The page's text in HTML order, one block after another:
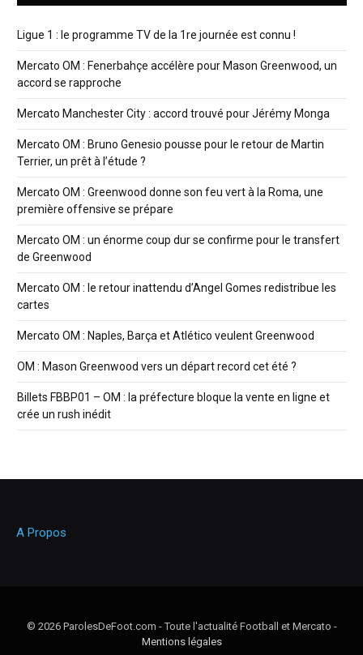
Ligue 1 : le programme TV de la 1re journée est connu !
Mercato OM : Fenerbahçe accélère pour Mason Greenwood, un
accord se rapproche
Mercato Manchester City : accord trouvé pour Jérémy Monga
Mercato OM : Bruno Genesio pousse pour le retour de Martin
Terrier, un prêt à l’étude ?
Mercato OM : Greenwood donne son feu vert à la Roma, une
première offensive se prépare
Mercato OM : un énorme coup dur se confirme pour le transfert
de Greenwood
Mercato OM : le retour inattendu d’Angel Gomes redistribue les
cartes
Mercato OM : Naples, Barça et Atlético veulent Greenwood
OM : Mason Greenwood vers un départ record cet été ?
Billets FBBP01 – OM : la préfecture bloque la vente en ligne et
crée un rush inédit
A Propos
© 2026 ParolesDeFoot.com - Toute l'actualité Football et Mercato -
Mentions légales